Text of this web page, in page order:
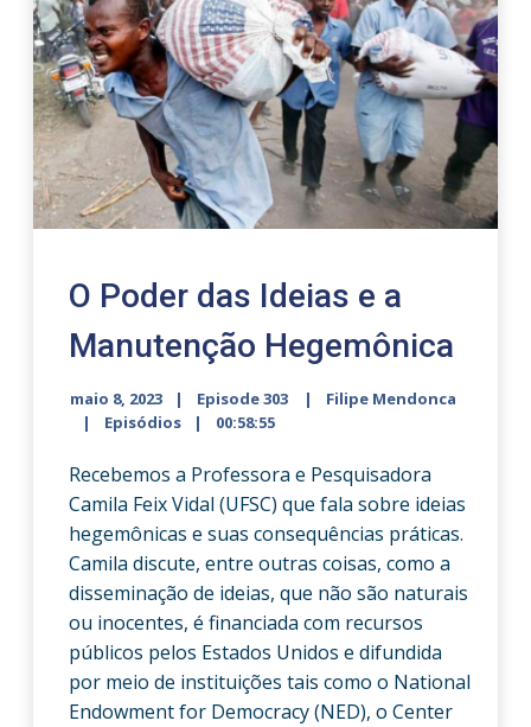
O Poder das Ideias e a
Manutenção Hegemônica
maio 8, 2023 Episode 303
Filipe Mendonca
Episódios
00:58:55
Recebemos a Professora e Pesquisadora
Camila Feix Vidal (UFSC) que fala sobre ideias
hegemônicas e suas consequências práticas.
Camila discute, entre outras coisas, como a
disseminação de ideias, que não são naturais
ou inocentes, é financiada com recursos
públicos pelos Estados Unidos e difundida
por meio de instituições tais como o National
Endowment for Democracy (NED), o Center